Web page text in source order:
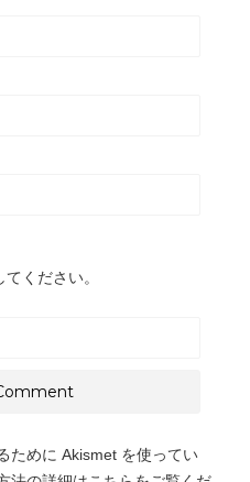
ください。
ために Akismet を使ってい